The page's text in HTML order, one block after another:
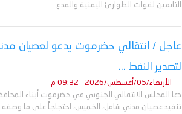
التابعين لقوات الطوارئ اليمنية والمدع
عاجل / انتقالي حضرموت يدعو لعصيان
لتصدير النفط ...
الأربعاء/05/أغسطس/2026 - 09:32 م
دعا المجلس الانتقالي الجنوبي في حضرموت أبناء
تنفيذ عصيان مدني شامل، الخميس، احتجاجاً على ما وصفه